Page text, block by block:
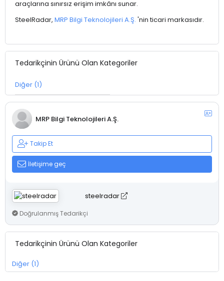
araçlarına sınırsız erişim imkânı sunar.
SteelRadar, MRP Bilgi Teknolojileri A.Ş. 'nin ticari markasıdır.
Tedarikçinin Ürünü Olan Kategoriler
Diğer (1)
MRP Bilgi Teknolojileri A.Ş.
Takip Et
İletişime geç
steelradar
Doğrulanmış Tedarikçi
Tedarikçinin Ürünü Olan Kategoriler
Diğer (1)